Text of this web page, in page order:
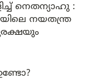
നെതന്യാഹു :
നയതന്ത്ര